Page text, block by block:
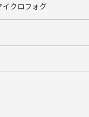
クロフォグ